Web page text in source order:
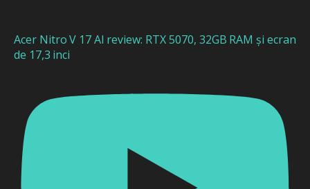
Acer Nitro V 17 AI review: RTX 5070, 32GB RAM și ecran
de 17,3 inci